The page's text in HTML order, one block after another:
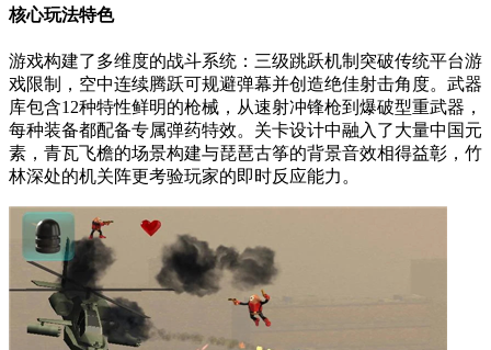
核心玩法特色
游戏构建了多维度的战斗系统：三级跳跃机制突破传统平台游
戏限制，空中连续腾跃可规避弹幕并创造绝佳射击角度。武器
库包含12种特性鲜明的枪械，从速射冲锋枪到爆破型重武器，
每种装备都配备专属弹药特效。关卡设计中融入了大量中国元
素，青瓦飞檐的场景构建与琵琶古筝的背景音效相得益彰，竹
林深处的机关阵更考验玩家的即时反应能力。